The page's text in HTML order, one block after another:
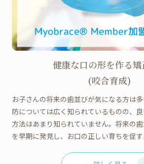
健康な口の形を作る
(咬合育成)
お子さんの将来の歯並びが気になる方は
防については広く知られているものの、
方法はあまり知られていません。将来の
を早期に発見し、お口の正しい育ちを促す